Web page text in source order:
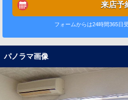
来店予
フォームからは24時間365日
パノラマ画像